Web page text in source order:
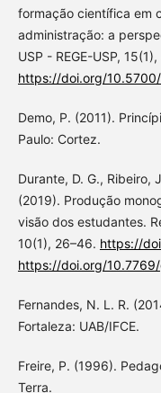
formação científica em
administração: a
USP - REGE-USP,
https://doi.org/
Demo, P. (2011).
Paulo: Cortez.
Durante, D. G., Ribeiro,
(2019). Produção
visão dos estudantes.
10(1), 26–46. https://
https://doi.org/
Fernandes, N. L. R.
Fortaleza: UAB/IFCE.
Freire, P. (1996).
Terra.